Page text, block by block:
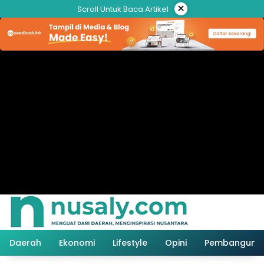
ke
konten
Scroll Untuk Baca Artikel ×
Daerah Ekonomi Lifestyle Opini